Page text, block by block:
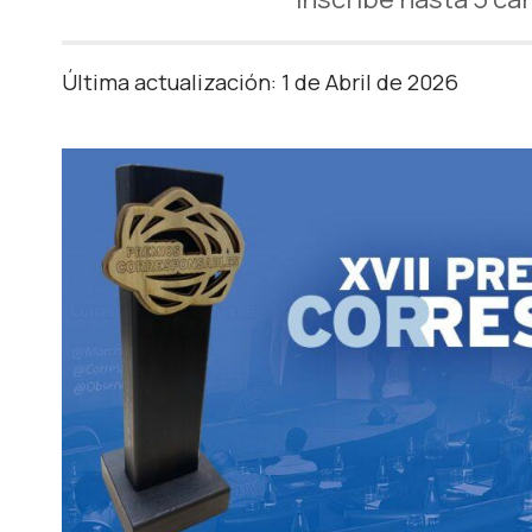
Última actualización: 1 de Abril de 2026